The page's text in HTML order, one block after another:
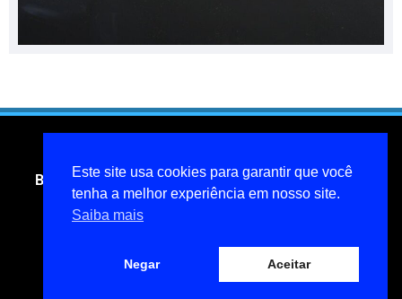
Blog do jornalista Miguel Pinheiro- todos os direitos
reservados
miguelpinheiroarcanjo@hotmail.com
Política de privacidade
Este site usa cookies para garantir que você
tenha a melhor experiência em nosso site.
Saiba mais
Negar Aceitar